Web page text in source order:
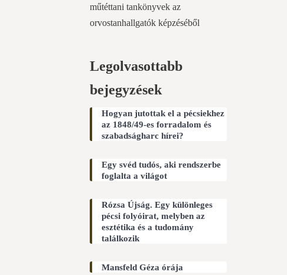
műtéttani tankönyvek az
orvostanhallgatók képzéséből
Legolvasottabb
bejegyzések
Hogyan jutottak el a pécsiekhez
az 1848/49-es forradalom és
szabadságharc hírei?
Egy svéd tudós, aki rendszerbe
foglalta a világot
Rózsa Újság. Egy különleges
pécsi folyóirat, melyben az
esztétika és a tudomány
találkozik
Mansfeld Géza órája